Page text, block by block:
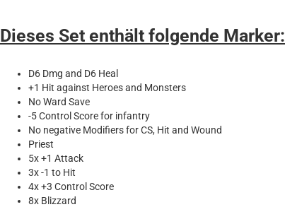
Dieses Set enthält folgende Marker:
D6 Dmg and D6 Heal
+1 Hit against Heroes and Monsters
No Ward Save
-5 Control Score for infantry
No negative Modifiers for CS, Hit and Wound
Priest
5x +1 Attack
3x -1 to Hit
4x +3 Control Score
8x Blizzard